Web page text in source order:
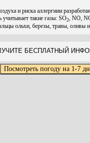
и риска аллергиии
учитывает такие газы: SO2 , NO,
ольхи, березы, травы, оливы
БЕСПЛАТНЫЙ